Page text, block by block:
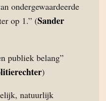
ondergewaardeerde
op 1.” (Sander
publiek belang”
)
natuurlijk